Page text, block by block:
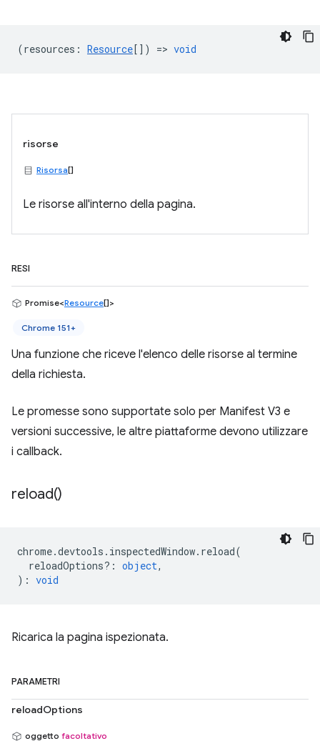
(resources : Resource[]) => void
risorse
Risorsa[]
Le risorse all'interno della pagina.
RESI
Promise<Resource[]>
Chrome 151+
Una funzione che riceve l'elenco delle risorse al termine
della richiesta.
Le promesse sono supportate solo per Manifest V3 e
versioni successive, le altre piattaforme devono utilizzare
i callback.
reload()
chrome.devtools . inspectedWindow. reload(
reloadOptions? : object,
) : void
Ricarica la pagina ispezionata.
PARAMETRI
reloadOptions
oggetto facoltativo